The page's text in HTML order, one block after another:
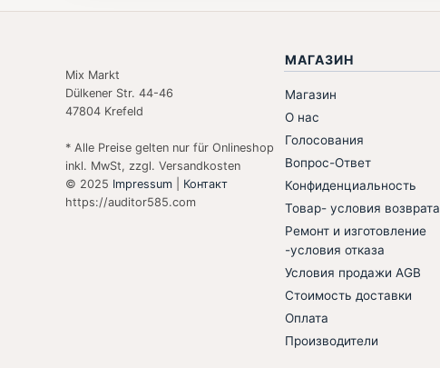
Mix Markt
Dülkener Str. 44-46
47804 Krefeld
* Alle Preise gelten nur für Onlineshop
inkl. MwSt, zzgl. Versandkosten
© 2025 Impressum
Контакт
https://auditor585.com
МАГАЗИН
Магазин
О нас
Голосования
Вопрос-Ответ
Конфиденциальность
Товар- условия возврата
Ремонт и изготовление
-условия отказа
Условия продажи AGB
Стоимость доставки
Оплата
Производители